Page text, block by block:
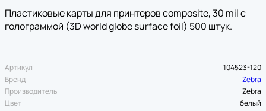
Пластиковые карты для принтеров composite, 30 mil с
голограммой (3D world globe surface foil) 500 штук.
Артикул
104523-120
Бренд
Zebra
Производитель
Zebra
Цвет
белый